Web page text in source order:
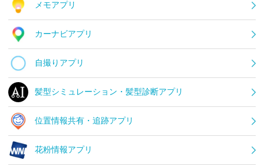
メモアプリ
カーナビアプリ
自撮りアプリ
髪型シミュレーション・髪型診断アプリ
位置情報共有・追跡アプリ
花粉情報アプリ